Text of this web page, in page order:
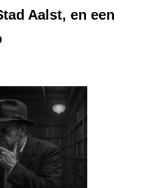
Aalst, en een